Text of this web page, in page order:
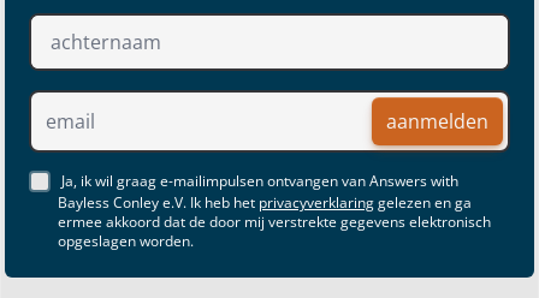
aanmelden
Ja, ik wil graag e-mailimpulsen ontvangen van Answers with
Bayless Conley e.V. Ik heb het privacyverklaringgelezen en ga
ermee akkoord dat de door mij verstrekte gegevens elektronisch
opgeslagen worden.